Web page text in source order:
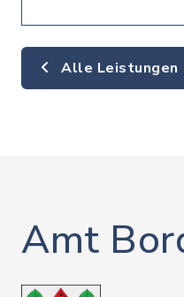
Alle Leistungen
Amt